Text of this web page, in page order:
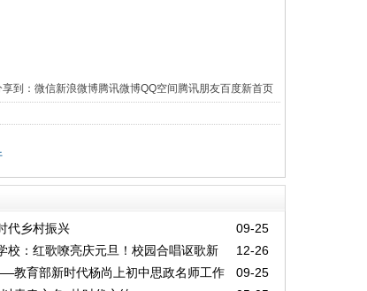
到： 微信新浪微博腾讯微博QQ空间 腾讯朋友百度新首页
09-25
代乡村振兴
12-26
校：红歌嘹亮庆元旦！校园合唱讴歌新
09-25
教育部新时代杨尚上初中思政名师工作